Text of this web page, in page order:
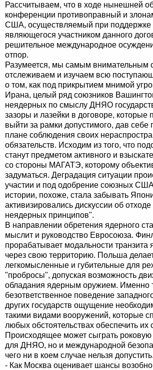
Рассчитываем, что в ходе нынешней
конференции противоправный и
США, осуществляемый при поддержке
являющегося участником данного
решительное международное
отпор.
Разумеется, мы самым внимательным
отслеживаем и изучаем всю
о том, как под прикрытием мнимой
Ирана, целый ряд союзников
неядерных по смыслу ДНЯО
зазоры и лазейки в договоре, которые
выйти за рамки допустимого, дав себе
плане соблюдения своих
обязательств. Исходим из того, что
станут предметом активного и
со стороны МАГАТЭ, которому
задуматься. Деградация ситуации
участии и под одобрение союзных США
истории, похоже, стала забывать
активизировались дискуссии об отходе
неядерных принципов".
В направлении обретения ядерного
мыслит и руководство Евросоюза.
прорабатывает модальности транзита
через свою территорию. Польша
легкомысленные и губительные для
"пробросы", допуская возможность
обладания ядерным оружием. Именно
безответственное поведение
других государств ощущение
такими видами вооружений, которые
любых обстоятельствах обеспечить их
Происходящее может сыграть роковую
для ДНЯО, но и международной
чего ни в коем случае нельзя допустить.
- Как Москва оценивает шансы